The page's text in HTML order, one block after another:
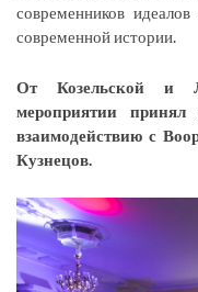
современников
современной истории.
От Козельской и
мероприятии принял
взаимодействию с
Кузнецов.